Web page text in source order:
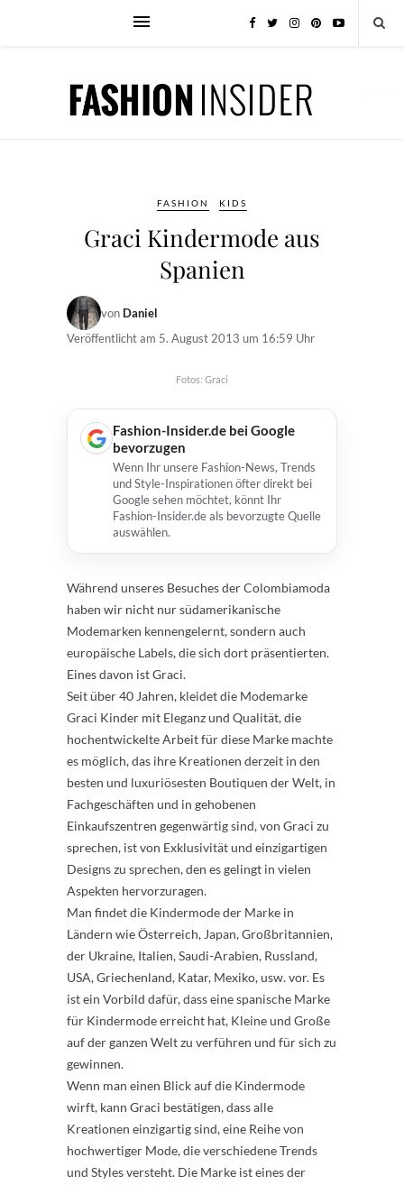
FASHION KIDS
Graci Kindermode aus
Spanien
von Daniel
Veröffentlicht am 5. August 2013 um 16:59 Uhr
Fotos: Graci
Fashion-Insider.de bei Google
bevorzugen
Wenn Ihr unsere Fashion-News, Trends
und Style-Inspirationen öfter direkt bei
Google sehen möchtet, könnt Ihr
Fashion-Insider.de als bevorzugte Quelle
auswählen.
Während unseres Besuches der Colombiamoda
haben wir nicht nur südamerikanische
Modemarken kennengelernt, sondern auch
europäische Labels, die sich dort präsentierten.
Eines davon ist Graci.
Seit über 40 Jahren, kleidet die Modemarke
Graci Kinder mit Eleganz und Qualität, die
hochentwickelte Arbeit für diese Marke machte
es möglich, das ihre Kreationen derzeit in den
besten und luxuriösesten Boutiquen der Welt, in
Fachgeschäften und in gehobenen
Einkaufszentren gegenwärtig sind, von Graci zu
sprechen, ist von Exklusivität und einzigartigen
Designs zu sprechen, den es gelingt in vielen
Aspekten hervorzuragen.
Man findet die Kindermode der Marke in
Ländern wie Österreich, Japan, Großbritannien,
der Ukraine, Italien, Saudi-Arabien, Russland,
USA, Griechenland, Katar, Mexiko, usw. vor. Es
ist ein Vorbild dafür, dass eine spanische Marke
für Kindermode erreicht hat, Kleine und Große
auf der ganzen Welt zu verführen und für sich zu
gewinnen.
Wenn man einen Blick auf die Kindermode
wirft, kann Graci bestätigen, dass alle
Kreationen einzigartig sind, eine Reihe von
hochwertiger Mode, die verschiedene Trends
und Styles versteht. Die Marke ist eines der